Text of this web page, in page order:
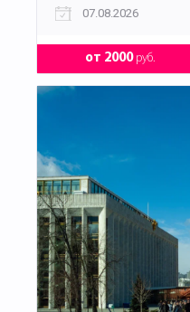
07.08.2026
от 2000руб.